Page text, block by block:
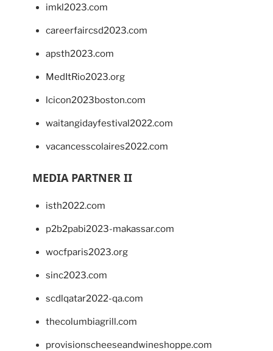
imkl2023.com
careerfaircsd2023.com
apsth2023.com
MedItRio2023.org
lcicon2023boston.com
waitangidayfestival2022.com
vacancesscolaires2022.com
MEDIA PARTNER II
isth2022.com
p2b2pabi2023-makassar.com
wocfparis2023.org
sinc2023.com
scdlqatar2022-qa.com
thecolumbiagrill.com
provisionscheeseandwineshoppe.com